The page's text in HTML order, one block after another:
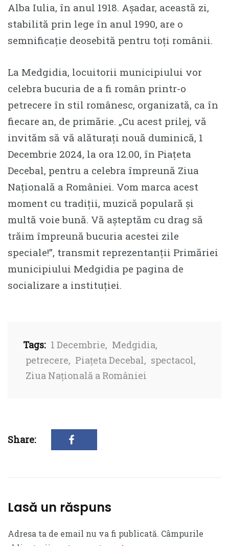
Alba Iulia, în anul 1918. Așadar, această zi,
stabilită prin lege în anul 1990, are o
semnificație deosebită pentru toți românii.
La Medgidia, locuitorii municipiului vor
celebra bucuria de a fi român printr-o
petrecere în stil românesc, organizată, ca în
fiecare an, de primărie. „Cu acest prilej, vă
invităm să vă alăturați nouă duminică, 1
Decembrie 2024, la ora 12.00, în Piațeta
Decebal, pentru a celebra împreună Ziua
Națională a României. Vom marca acest
moment cu tradiții, muzică populară și
multă voie bună. Vă așteptăm cu drag să
trăim împreună bucuria acestei zile
speciale!”, transmit reprezentanții Primăriei
municipiului Medgidia pe pagina de
socializare a instituției.
Tags: 1 Decembrie, Medgidia,
petrecere, Piațeta Decebal, spectacol,
Ziua Națională a României
Share:
Lasă un răspuns
Adresa ta de email nu va fi publicată. Câmpurile